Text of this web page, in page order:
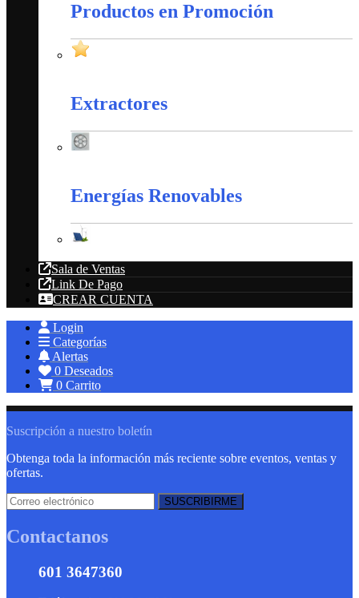
Productos en Promoción
Extractores
Energías Renovables
Sala de Ventas
Link De Pago
CREAR CUENTA
Login
Categorías
Alertas
0 Deseados
0 Carrito
Suscripción a nuestro boletín
Obtenga toda la información más reciente sobre eventos, ventas y
ofertas.
Contactanos
601 3647360